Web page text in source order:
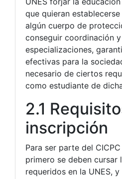
que quieran
algún cuerpo de
conseguir coordinación
especializaciones,
efectivas para la
necesario de ciertos
como estudiante de
2.1
inscripción
Para ser parte del
primero se deben cursar
requeridos en la UNES,